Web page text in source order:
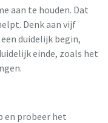
aan te houden. Dat
Denk aan vijf
duidelijk begin,
einde, zoals het
en probeer het